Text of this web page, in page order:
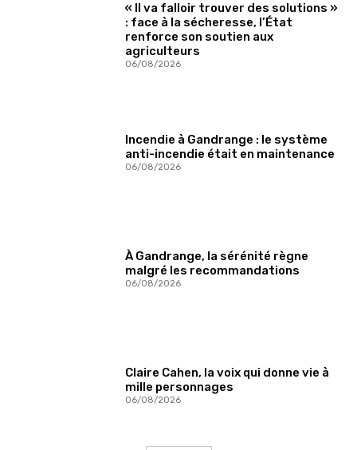
« Il va falloir trouver des solutions »
: face à la sécheresse, l’État
renforce son soutien aux
agriculteurs
06/08/2026
Incendie à Gandrange : le système
anti-incendie était en maintenance
06/08/2026
À Gandrange, la sérénité règne
malgré les recommandations
06/08/2026
Claire Cahen, la voix qui donne vie à
mille personnages
06/08/2026